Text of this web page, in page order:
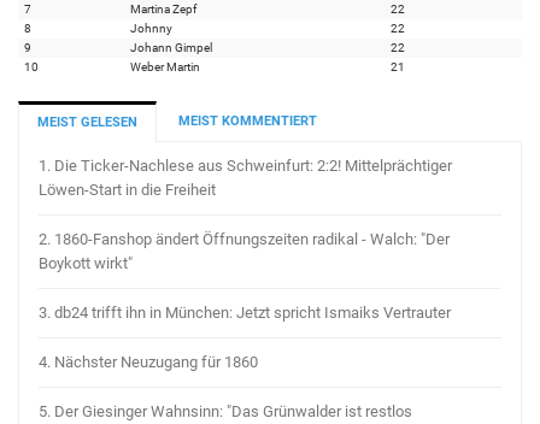
7
Martina Zepf
22
8
Johnny
22
9
Johann Gimpel
22
10
Weber Martin 21
MEIST GELESEN MEIST KOMMENTIERT
1. Die Ticker-Nachlese aus Schweinfurt: 2:2! Mittelprächtiger
Löwen-Start in die Freiheit
2. 1860-Fanshop ändert Öffnungszeiten radikal - Walch: "Der
Boykott wirkt"
3. db24 trifft ihn in München: Jetzt spricht Ismaiks Vertrauter
4. Nächster Neuzugang für 1860
5. Der Giesinger Wahnsinn: "Das Grünwalder ist restlos